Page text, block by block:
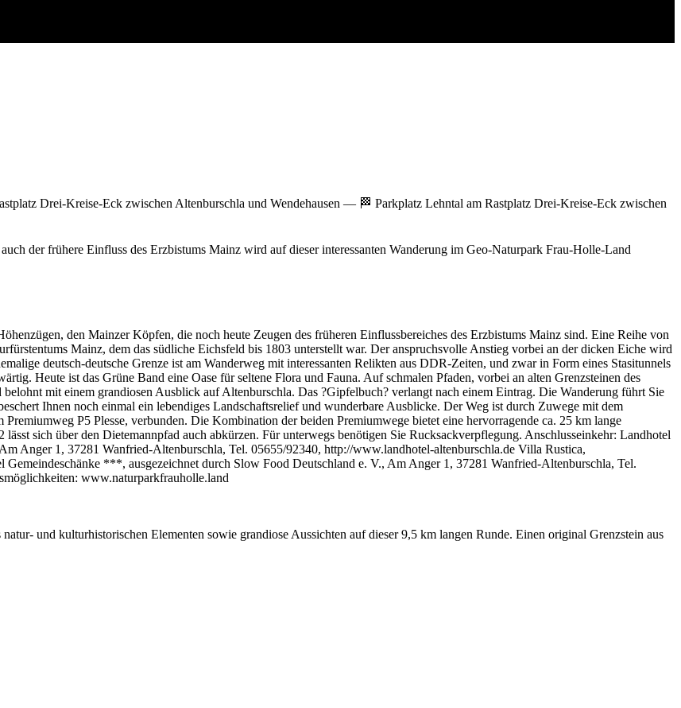
Drei-Kreise-Eck zwischen Altenburschla und Wendehausen — 🏁 Parkplatz Lehntal am Rastplatz Drei-Kreise-Eck zwischen
der frühere Einfluss des Erzbistums Mainz wird auf dieser interessanten Wanderung im Geo-Naturpark Frau-Holle-Land
den Mainzer Köpfen, die noch heute Zeugen des früheren Einflussbereiches des Erzbistums Mainz sind. Eine Reihe von
Mainz, dem das südliche Eichsfeld bis 1803 unterstellt war. Der anspruchsvolle Anstieg vorbei an der dicken Eiche wird
deutsch-deutsche Grenze ist am Wanderweg mit interessanten Relikten aus DDR-Zeiten, und zwar in Form eines Stasitunnels
Heute ist das Grüne Band eine Oase für seltene Flora und Fauna. Auf schmalen Pfaden, vorbei an alten Grenzsteinen des
mit einem grandiosen Ausblick auf Altenburschla. Das ?Gipfelbuch? verlangt nach einem Eintrag. Die Wanderung führt Sie
Ihnen noch einmal ein lebendiges Landschaftsrelief und wunderbare Ausblicke. Der Weg ist durch Zuwege mit dem
P5 Plesse, verbunden. Die Kombination der beiden Premiumwege bietet eine hervorragende ca. 25 km lange
sich über den Dietemannpfad auch abkürzen. Für unterwegs benötigen Sie Rucksackverpflegung. Anschlusseinkehr: Landhotel
Anger 1, 37281 Wanfried-Altenburschla, Tel. 05655/92340, http://www.landhotel-altenburschla.de Villa Rustica,
***, ausgezeichnet durch Slow Food Deutschland e. V., Am Anger 1, 37281 Wanfried-Altenburschla, Tel.
www.naturparkfrauholle.land
und kulturhistorischen Elementen sowie grandiose Aussichten auf dieser 9,5 km langen Runde. Einen original Grenzstein aus